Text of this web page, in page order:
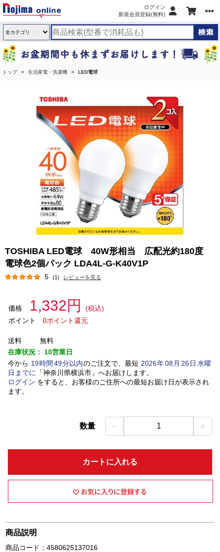
ログイン
新規会員登録(無料)
トップ 生活家電・洗濯機 LED電球
TOSHIBA LED電球 40W形相当 広配光約180度
電球色2個パック LDA4L-G-K40V1P
5 (1) レビューを見る
価格 1,332円
(税込)
ポイント
0ポイント還元
送料
無料
在庫状況： 10営業日
今から 19時間 49分以内のご注文で、最短 2026年08 月 26日水曜
日 までに 「神奈川県横浜市」 へお届けします。
ログイン をすると、お客様のご住所への最短お届け日が表示され
ます。
数量 － 1 ＋
カートに入れる
商品説明
商品コード：4580625137016